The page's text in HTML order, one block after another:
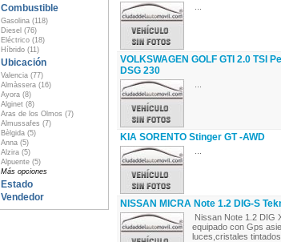
Combustible
Gasolina (118)
Diesel (76)
Eléctrico (18)
Híbrido (11)
Ubicación
Valencia (77)
Almàssera (16)
Ayora (8)
Alginet (8)
Aras de los Olmos (7)
Almussafes (7)
Bèlgida (5)
Anna (5)
Alzira (5)
Alpuente (5)
Más opciones
Estado
Vendedor
VOLKSWAGEN GOLF GTI 2.0 TSI
DSG 230
KIA SORENTO Stinger GT -AWD
NISSAN MICRA Note 1.2 DIG-S
Nissan Note 1.2 DIG
equipado con Gps
luces,cristales